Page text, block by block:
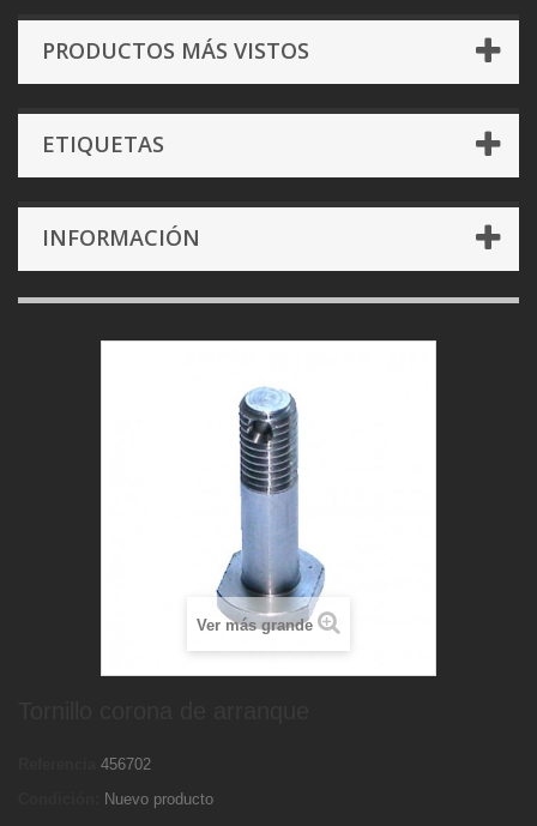
PRODUCTOS MÁS VISTOS
ETIQUETAS
INFORMACIÓN
Ver más grande
456702
Nuevo producto